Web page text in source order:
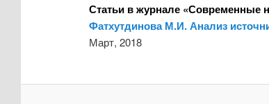
Статьи в журнале «Современные
Фатхутдинова М.И. Анализ
Март, 2018